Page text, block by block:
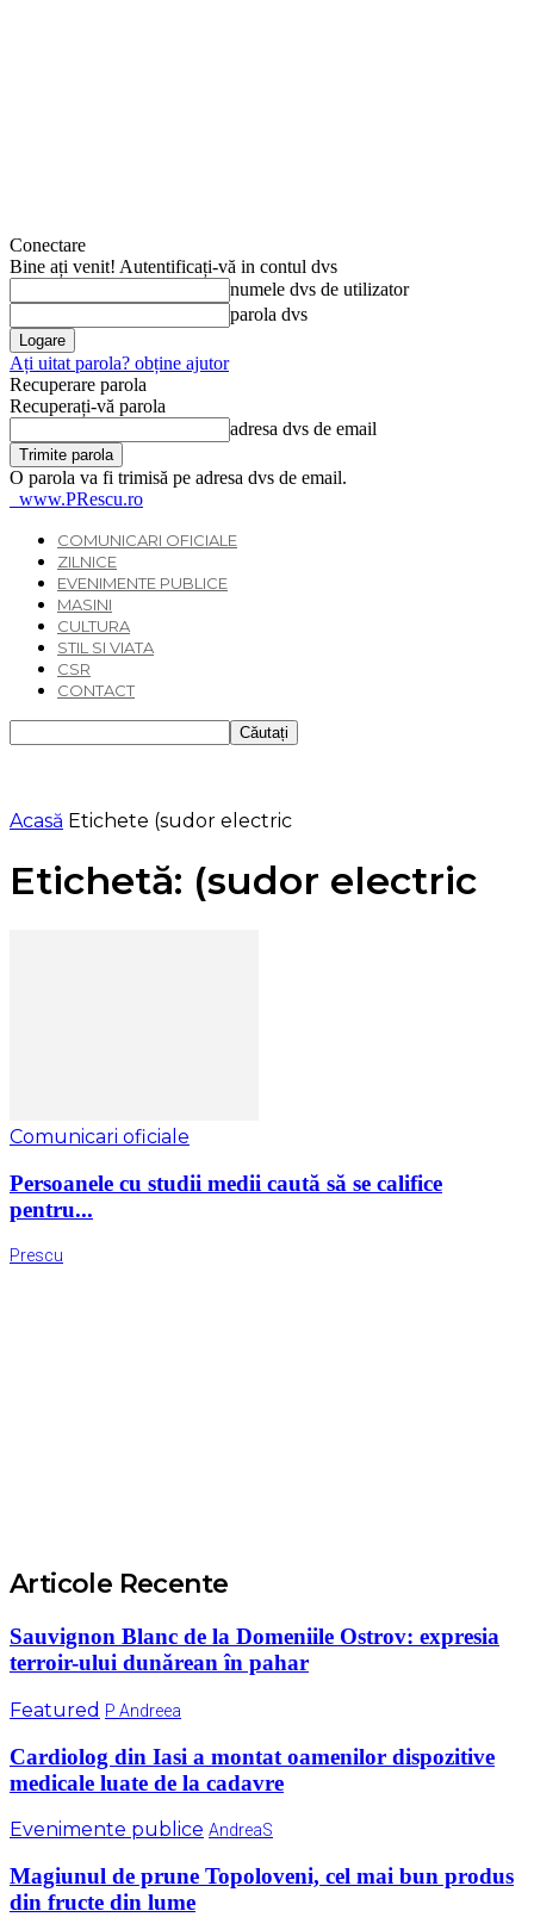
Conectare
Bine ați venit! Autentificați-vă in contul dvs
numele dvs de utilizator
parola dvs
Ați uitat parola? obține ajutor
Recuperare parola
Recuperați-vă parola
adresa dvs de email
O parola va fi trimisă pe adresa dvs de email.
www.PRescu.ro
COMUNICARI OFICIALE
ZILNICE
EVENIMENTE PUBLICE
MASINI
CULTURA
STIL SI VIATA
CSR
CONTACT
Acasă Etichete (sudor electric
Etichetă: (sudor electric
Comunicari oficiale
Persoanele cu studii medii caută să se califice
pentru...
Prescu
Articole Recente
Sauvignon Blanc de la Domeniile Ostrov: expresia
terroir-ului dunărean în pahar
Featured P Andreea
Cardiolog din Iasi a montat oamenilor dispozitive
medicale luate de la cadavre
Evenimente publice AndreaS
Magiunul de prune Topoloveni, cel mai bun produs
din fructe din lume